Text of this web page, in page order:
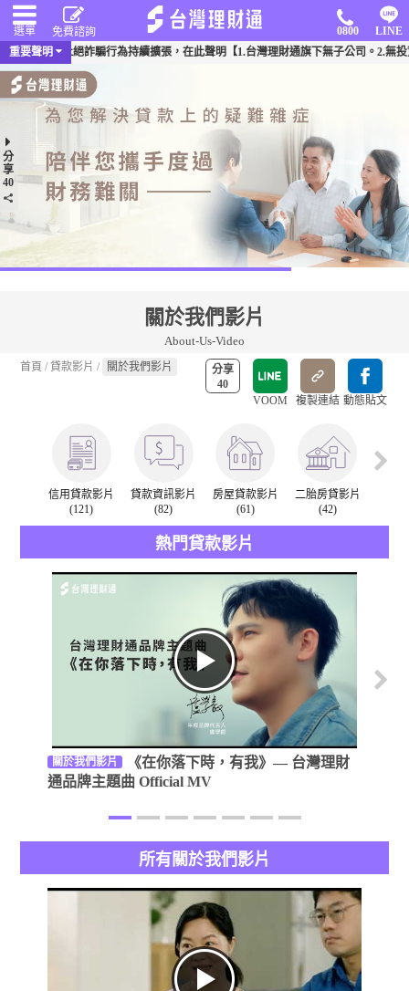
選單 免費諮詢 0800
LINE
重要聲明
傳，為杜絕詐騙行為持續擴張，在此聲明【1.台灣理財通旗下無子公司。2.無投資
關於我們影片
About-Us-Video
分享
40
VOOM
複製連結 動態貼文
分
享
40
首頁 / 貸款影片 / 關於我們影片
信用貸款影片
(121)
貸款資訊影片
(82)
房屋貸款影片
(61)
二胎房貸影片
(42)
熱門貸款影片
關於我們影片
《在你落下時，有我》— 台灣理財
通品牌主題曲 Official MV
所有關於我們影片